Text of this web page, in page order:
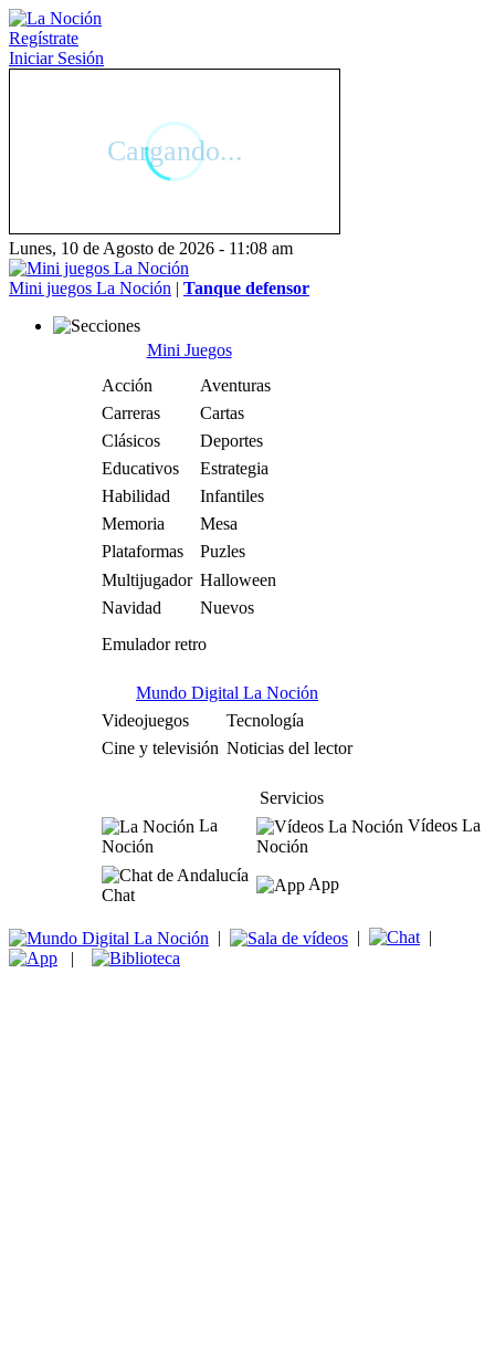
Regístrate
Iniciar Sesión
Lunes, 10 de Agosto de 2026 - 11:08 am
Mini juegos La Noción | Tanque defensor
Mini Juegos
Acción
Aventuras
Carreras
Cartas
Clásicos
Deportes
Educativos
Estrategia
Habilidad
Infantiles
Memoria
Mesa
Plataformas
Puzles
Multijugador Halloween
Navidad
Nuevos
Emulador retro
Mundo Digital La Noción
Videojuegos
Tecnología
Cine y televisión Noticias del lector
Servicios
La
Noción
Vídeos La
Noción
Chat
App
| |
|
|